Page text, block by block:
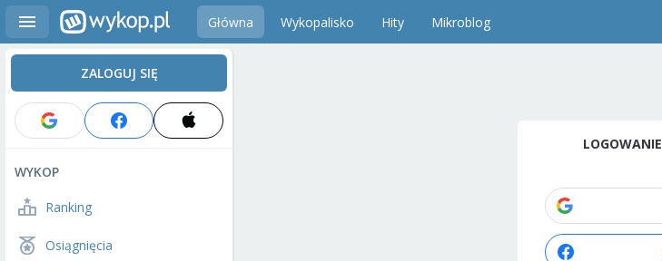
Główna Wykopalisko Hity Mikroblog
ZALOGUJ SIĘ
WYKOP
Ranking
Osiągnięcia
LOGOWANIE